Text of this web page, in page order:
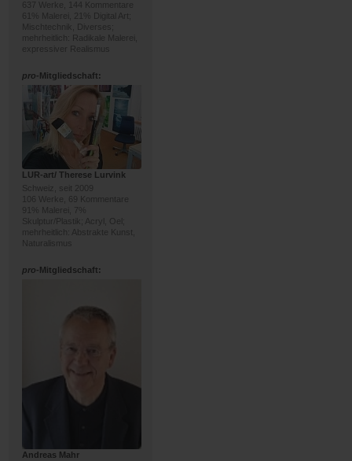
637 Werke, 144 Kommentare
61% Malerei, 21% Digital Art;
Mischtechnik, Diverses;
mehrheitlich: Radikale Malerei,
expressiver Realismus
pro-Mitgliedschaft:
LUR-art/ Therese Lurvink
Schweiz, seit 2009
106 Werke, 69 Kommentare
91% Malerei, 7%
Skulptur/Plastik; Acryl, Oel;
mehrheitlich: Abstrakte Kunst,
Naturalismus
pro-Mitgliedschaft:
Andreas Mahr